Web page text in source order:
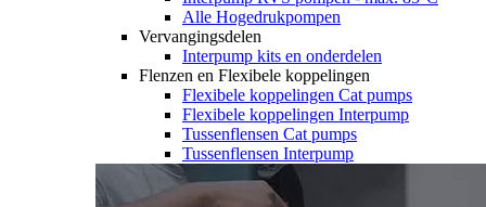
Alle Hogedrukpompen
Vervangingsdelen
Interpump kits en onderdelen
Flenzen en Flexibele koppelingen
Flexibele koppelingen Cat pumps
Flexibele koppelingen Interpump
Tussenflensen Cat pumps
Tussenflensen Interpump